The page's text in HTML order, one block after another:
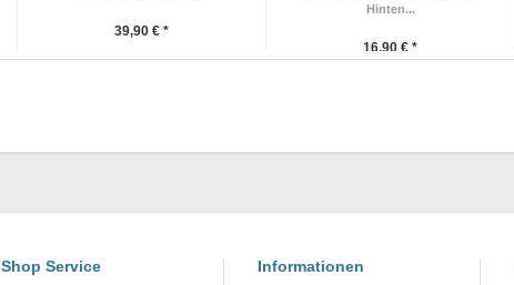
39,90 € *
Hinten...
16,90 € *
Shop Service Informationen